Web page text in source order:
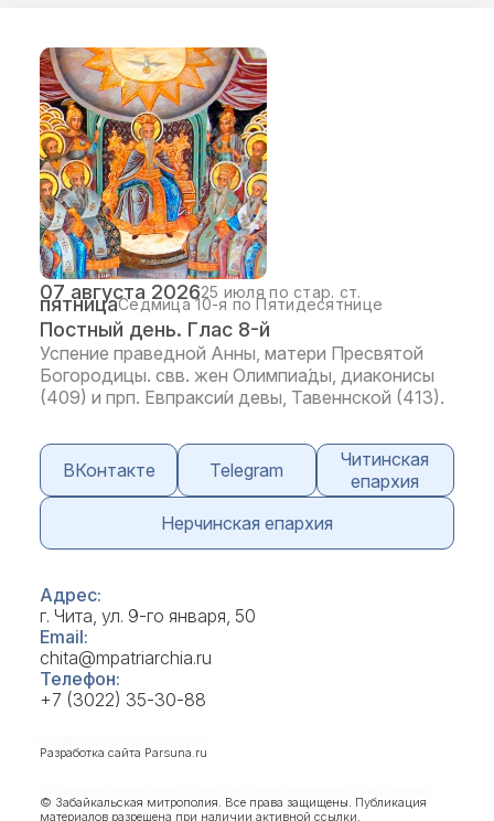
07 августа 202625 июля по стар. ст.
пятницаСедмица 10-я по Пятидесятнице
Постный день. Глас 8-й
Успение праведной Анны, матери Пресвятой
Богородицы. свв. жен Олимпиа́ды, диаконисы
(409) и прп. Евпракси́и девы, Тавеннской (413).
ВКонтакте Telegram
Читинская
епархия
Нерчинская епархия
Адрес:
г. Чита, ул. 9-го января, 50
Email:
chita@mpatriarchia.ru
Телефон:
+7 (3022) 35-30-88
Разработка сайта Parsuna.ru
© Забайкальская митрополия. Все права защищены. Публикация
материалов разрешена при наличии активной ссылки.